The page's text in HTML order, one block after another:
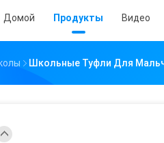
Домой Продукты Видео
Школьные Туфли Для